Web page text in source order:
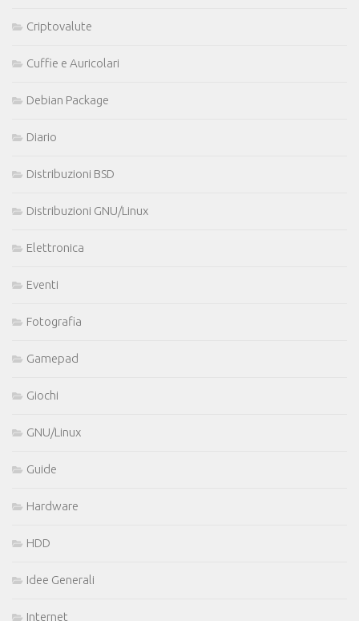
Criptovalute
Cuffie e Auricolari
Debian Package
Diario
Distribuzioni BSD
Distribuzioni GNU/Linux
Elettronica
Eventi
Fotografia
Gamepad
Giochi
GNU/Linux
Guide
Hardware
HDD
Idee Generali
Internet